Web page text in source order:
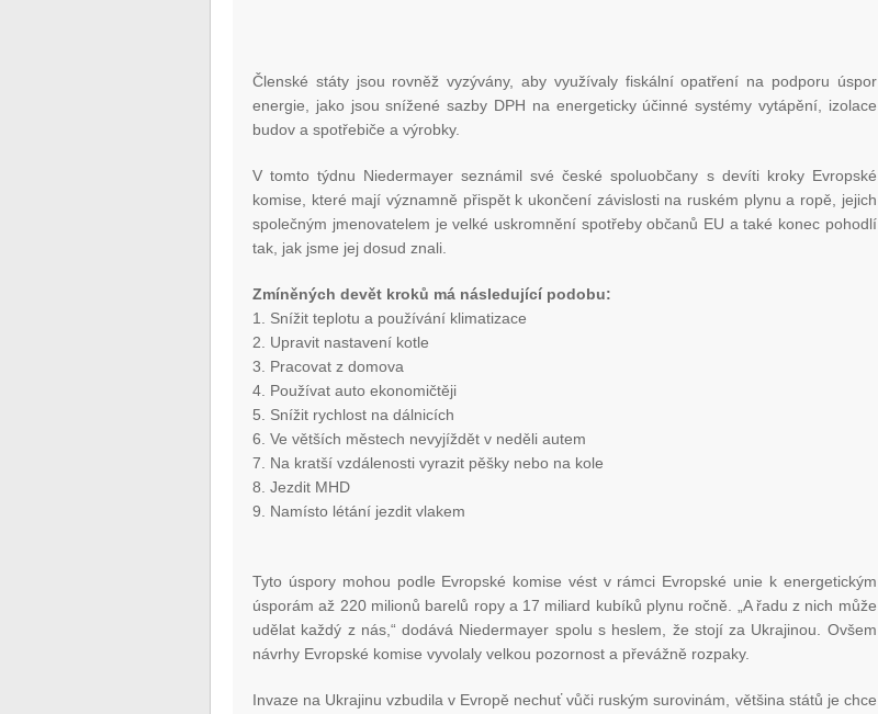
Členské státy jsou rovněž vyzývány, aby využívaly fiskální opatření na podporu úspor
energie, jako jsou snížené sazby DPH na energeticky účinné systémy vytápění, izolace
budov a spotřebiče a výrobky.
V tomto týdnu Niedermayer seznámil své české spoluobčany s devíti kroky Evropské
komise, které mají významně přispět k ukončení závislosti na ruském plynu a ropě, jejich
společným jmenovatelem je velké uskromnění spotřeby občanů EU a také konec pohodlí
tak, jak jsme jej dosud znali.
Zmíněných devět kroků má následující podobu:
1. Snížit teplotu a používání klimatizace
2. Upravit nastavení kotle
3. Pracovat z domova
4. Používat auto ekonomičtěji
5. Snížit rychlost na dálnicích
6. Ve větších městech nevyjíždět v neděli autem
7. Na kratší vzdálenosti vyrazit pěšky nebo na kole
8. Jezdit MHD
9. Namísto létání jezdit vlakem
Tyto úspory mohou podle Evropské komise vést v rámci Evropské unie k energetickým
úsporám až 220 milionů barelů ropy a 17 miliard kubíků plynu ročně. „A řadu z nich může
udělat každý z nás,“ dodává Niedermayer spolu s heslem, že stojí za Ukrajinou. Ovšem
návrhy Evropské komise vyvolaly velkou pozornost a převážně rozpaky.
Invaze na Ukrajinu vzbudila v Evropě nechuť vůči ruským surovinám, většina států je chce